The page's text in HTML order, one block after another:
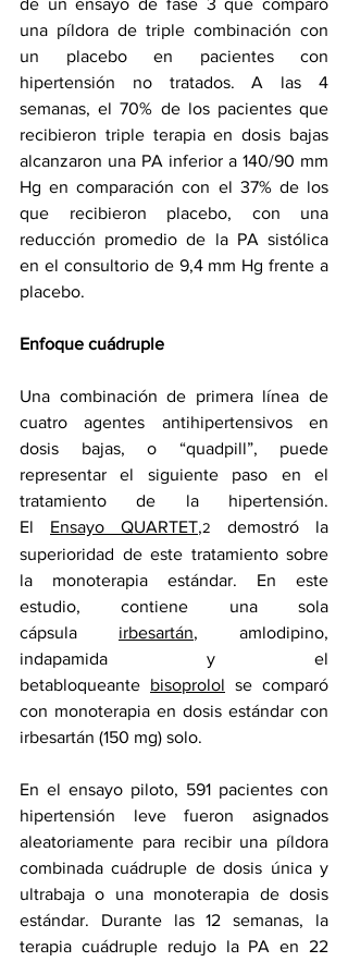
de un ensayo de fase 3 que comparó
una píldora de triple combinación con
un placebo en pacientes con
hipertensión no tratados. A las 4
semanas, el 70% de los pacientes que
recibieron triple terapia en dosis bajas
alcanzaron una PA inferior a 140/90 mm
Hg en comparación con el 37% de los
que recibieron placebo, con una
reducción promedio de la PA sistólica
en el consultorio de 9,4 mm Hg frente a
placebo.
Enfoque cuádruple
Una combinación de primera línea de
cuatro agentes antihipertensivos en
dosis bajas, o “quadpill”, puede
representar el siguiente paso en el
tratamiento de la hipertensión.
El Ensayo QUARTET,2
demostró la
superioridad de este tratamiento sobre
la monoterapia estándar. En este
estudio, contiene una sola
cápsula irbesartán, amlodipino,
indapamida y el
betabloqueante bisoprolol se comparó
con monoterapia en dosis estándar con
irbesartán (150 mg) solo.
En el ensayo piloto, 591 pacientes con
hipertensión leve fueron asignados
aleatoriamente para recibir una píldora
combinada cuádruple de dosis única y
ultrabaja o una monoterapia de dosis
estándar. Durante las 12 semanas, la
terapia cuádruple redujo la PA en 22